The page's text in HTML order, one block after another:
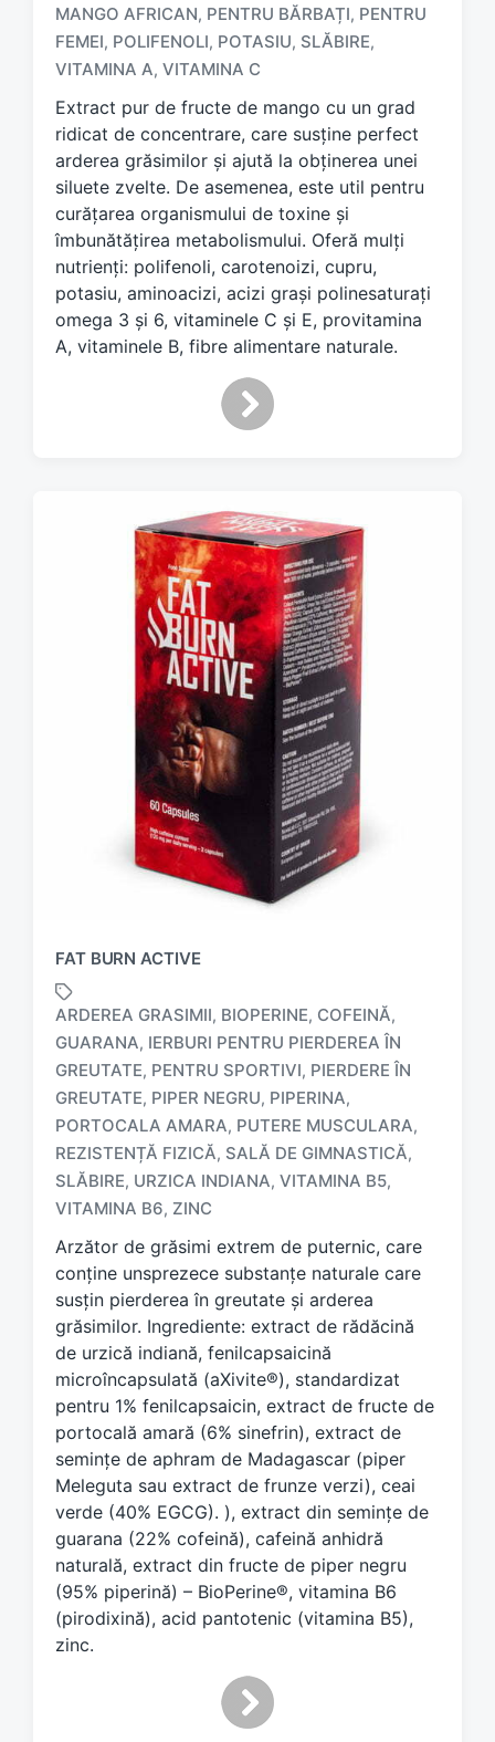
a
g
e
d
w
t
h
MANGO AFRICAN, PENTRU BĂRBAȚI, PENTRU
FEMEI, POLIFENOLI, POTASIU, SLĂBIRE,
VITAMINA A, VITAMINA C
Extract pur de fructe de mango cu un grad
ridicat de concentrare, care susține perfect
arderea grăsimilor și ajută la obținerea unei
siluete zvelte. De asemenea, este util pentru
curățarea organismului de toxine și
îmbunătățirea metabolismului. Oferă mulți
nutrienți: polifenoli, carotenoizi, cupru,
potasiu, aminoacizi, acizi grași polinesaturați
omega 3 și 6, vitaminele C și E, provitamina
A, vitaminele B, fibre alimentare naturale.
FAT BURN ACTIVE
a
g
g
e
w
i
t
h
ARDEREA GRASIMII, BIOPERINE, COFEINĂ,
GUARANA, IERBURI PENTRU PIERDEREA ÎN
GREUTATE, PENTRU SPORTIVI, PIERDERE ÎN
GREUTATE, PIPER NEGRU, PIPERINA,
PORTOCALA AMARA, PUTERE MUSCULARA,
REZISTENȚĂ FIZICĂ, SALĂ DE GIMNASTICĂ,
SLĂBIRE, URZICA INDIANA, VITAMINA B5,
VITAMINA B6, ZINC
Arzător de grăsimi extrem de puternic, care
conține unsprezece substanțe naturale care
susțin pierderea în greutate și arderea
grăsimilor. Ingrediente: extract de rădăcină
de urzică indiană, fenilcapsaicină
microîncapsulată (aXivite®), standardizat
pentru 1% fenilcapsaicin, extract de fructe de
portocală amară (6% sinefrin), extract de
semințe de aphram de Madagascar (piper
Meleguta sau extract de frunze verzi), ceai
verde (40% EGCG). ), extract din semințe de
guarana (22% cofeină), cafeină anhidră
naturală, extract din fructe de piper negru
(95% piperină) – BioPerine®, vitamina B6
(pirodixină), acid pantotenic (vitamina B5),
zinc.